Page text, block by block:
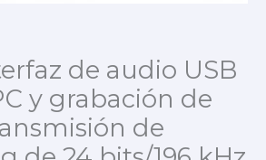
de audio USB
y grabación de
de